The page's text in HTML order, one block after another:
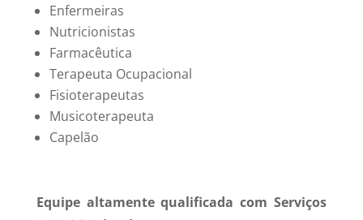
Enfermeiras
Nutricionistas
Farmacêutica
Terapeuta Ocupacional
Fisioterapeutas
Musicoterapeuta
Capelão
Equipe altamente qualificada com Serviços